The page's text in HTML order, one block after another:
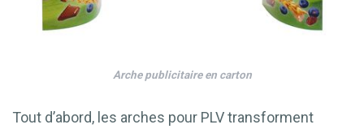
Arche publicitaire en carton
Tout d’abord, les arches pour PLV transforment